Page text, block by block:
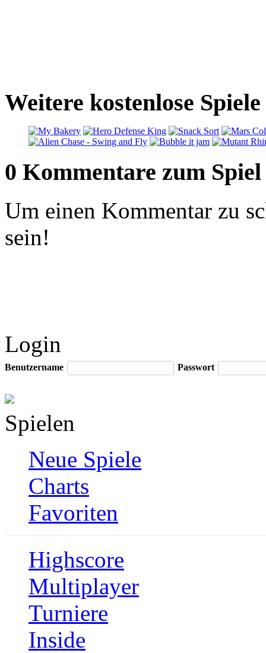
Weitere kostenlose
0 Kommentare zum Spiel
Um einen Kommentar zu
sein!
Login
Benutzername Passwort
Spielen
Neue Spiele
Charts
Favoriten
Highscore
Multiplayer
Turniere
Inside